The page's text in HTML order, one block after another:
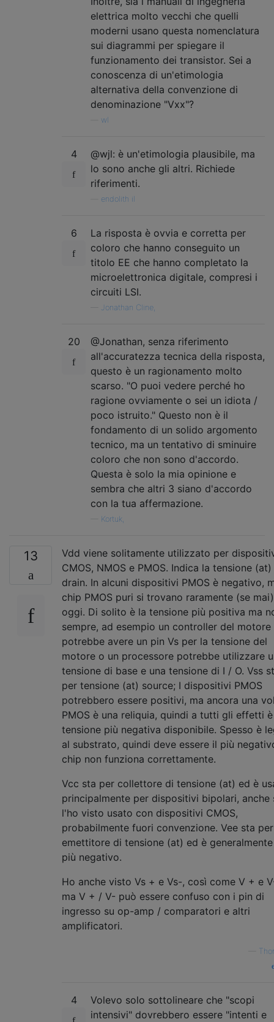
elettrica molto vecchi che quelli
moderni usano questa nomenclatura
sui diagrammi per spiegare il
funzionamento dei transistor. Sei a
conoscenza di un'etimologia
alternativa della convenzione di
denominazione "Vxx"?
wl
4
@wjl: è un'etimologia plausibile, ma
lo sono anche gli altri. Richiede
riferimenti.
endolith il
6
La risposta è ovvia e corretta per
coloro che hanno conseguito un
titolo EE che hanno completato la
microelettronica digitale, compresi i
circuiti LSI.
Jonathan Cline,
20
@Jonathan, senza riferimento
all'accuratezza tecnica della risposta,
questo è un ragionamento molto
scarso. "O puoi vedere perché ho
ragione ovviamente o sei un idiota /
poco istruito." Questo non è il
fondamento di un solido argomento
tecnico, ma un tentativo di sminuire
coloro che non sono d'accordo.
Questa è solo la mia opinione e
sembra che altri 3 siano d'accordo
con la tua affermazione.
Kortuk,
13
Vdd viene solitamente utilizzato per
CMOS, NMOS e PMOS. Indica la tensione (at)
drain. In alcuni dispositivi PMOS è negativo,
chip PMOS puri si trovano raramente (se mai)
oggi. Di solito è la tensione più positiva ma
sempre, ad esempio un controller del motore
potrebbe avere un pin Vs per la tensione del
motore o un processore potrebbe utilizzare
tensione di base e una tensione di I / O. Vss
per tensione (at) source; I dispositivi PMOS
potrebbero essere positivi, ma ancora una
PMOS è una reliquia, quindi a tutti gli effetti
tensione più negativa disponibile. Spesso è
al substrato, quindi deve essere il più
chip non funziona correttamente.
Vcc sta per collettore di tensione (at) ed è
principalmente per dispositivi bipolari, anche
l'ho visto usato con dispositivi CMOS,
probabilmente fuori convenzione. Vee sta per
emettitore di tensione (at) ed è
più negativo.
Ho anche visto Vs + e Vs-, così come V + e
ma V + / V- può essere confuso con i pin di
ingresso su op-amp / comparatori e altri
amplificatori.
4
Volevo solo sottolineare che "scopi
intensivi" dovrebbero essere "intenti e